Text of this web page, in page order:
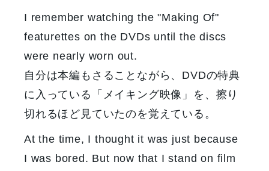
I remember watching the "Making Of"
featurettes on the DVDs until the discs
were nearly worn out.
自分は本編もさることながら、DVDの特典
に入っている「メイキング映像」を、擦り
切れるほど見ていたのを覚えている。
At the time, I thought it was just because
I was bored. But now that I stand on film